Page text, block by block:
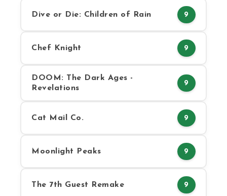
Dive or Die: Children of Rain 9
Chef Knight 9
DOOM: The Dark Ages -
Revelations
9
Cat Mail Co. 9
Moonlight Peaks 9
The 7th Guest Remake 9